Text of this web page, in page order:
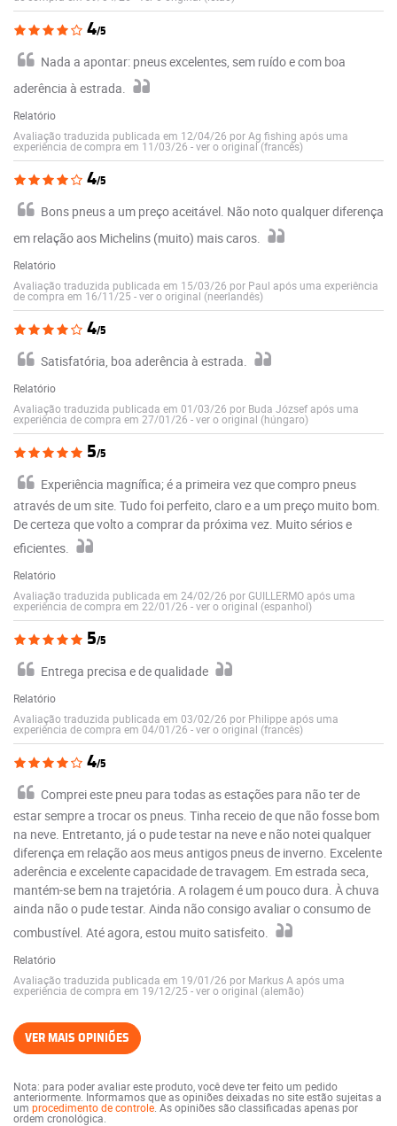
4/5
Nada a apontar: pneus excelentes, sem ruído e com boa
aderência à estrada.
Relatório
Avaliação traduzida publicada em 12/04/26 por Ag fishing após uma
experiência de compra em 11/03/26 -ver o original (francês)
4/5
Bons pneus a um preço aceitável. Não noto qualquer diferença
em relação aos Michelins (muito) mais caros.
Relatório
Avaliação traduzida publicada em 15/03/26 por Paul após uma experiência
de compra em 16/11/25 -ver o original (neerlandês)
4/5
Satisfatória, boa aderência à estrada.
Relatório
Avaliação traduzida publicada em 01/03/26 por Buda József após uma
experiência de compra em 27/01/26 -ver o original (húngaro)
5/5
Experiência magnífica; é a primeira vez que compro pneus
através de um site. Tudo foi perfeito, claro e a um preço muito bom.
De certeza que volto a comprar da próxima vez. Muito sérios e
eficientes.
Relatório
Avaliação traduzida publicada em 24/02/26 por GUILLERMO após uma
experiência de compra em 22/01/26 -ver o original (espanhol)
5/5
Entrega precisa e de qualidade
Relatório
Avaliação traduzida publicada em 03/02/26 por Philippe após uma
experiência de compra em 04/01/26 -ver o original (francês)
4/5
Comprei este pneu para todas as estações para não ter de
estar sempre a trocar os pneus. Tinha receio de que não fosse bom
na neve. Entretanto, já o pude testar na neve e não notei qualquer
diferença em relação aos meus antigos pneus de inverno. Excelente
aderência e excelente capacidade de travagem. Em estrada seca,
mantém-se bem na trajetória. A rolagem é um pouco dura. À chuva
ainda não o pude testar. Ainda não consigo avaliar o consumo de
combustível. Até agora, estou muito satisfeito.
Relatório
Avaliação traduzida publicada em 19/01/26 por Markus A após uma
experiência de compra em 19/12/25 -ver o original (alemão)
VER MAIS OPINIÕES
Nota: para poder avaliar este produto, você deve ter feito um pedido
anteriormente. Informamos que as opiniões deixadas no site estão sujeitas a
um procedimento de controle . As opiniões são classificadas apenas por
ordem cronológica.